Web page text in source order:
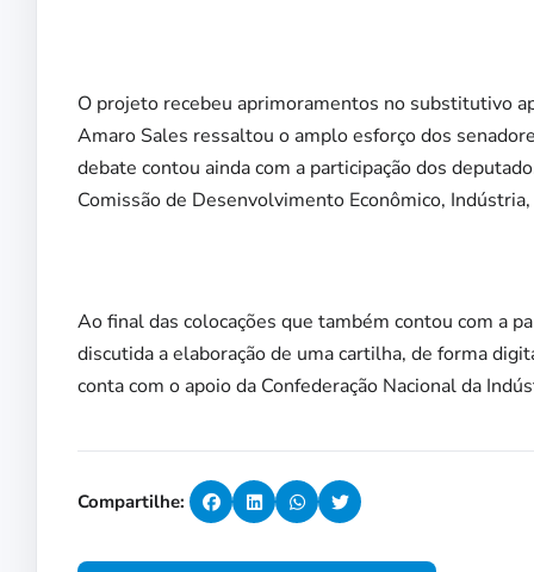
O projeto recebeu aprimoramentos no substitutivo
Amaro Sales ressaltou o amplo esforço dos
debate contou ainda com a participação dos
Comissão de Desenvolvimento Econômico,
Ao final das colocações que também contou com a
discutida a elaboração de uma cartilha, de forma
conta com o apoio da Confederação Nacional da
Compartilhe: